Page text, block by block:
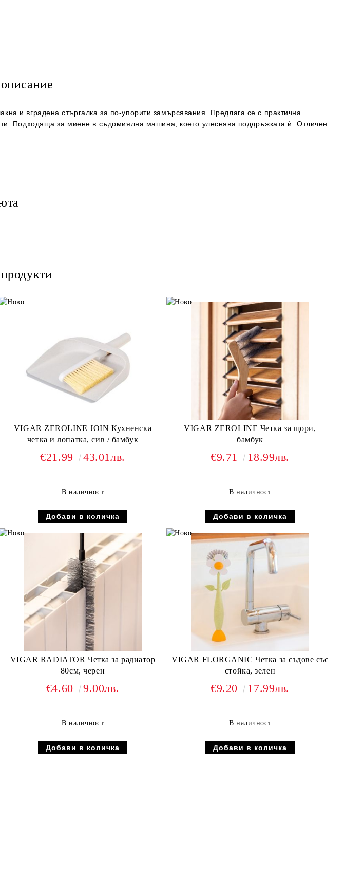
и вградена стъргалка за по-упорити замърсявания. Предлага се с практична
Подходяща за миене в съдомиялна машина, което улеснява поддръжката ѝ. Отличен
VIGAR ZEROLINE JOIN Кухненска
четка и лопатка, сив / бамбук
€21.99 43.01лв.
В наличност
VIGAR ZEROLINE Четка за щори,
бамбук
€9.71 18.99лв.
В наличност
VIGAR RADIATOR Четка за радиатор
80см, черен
€4.60 9.00лв.
В наличност
VIGAR FLORGANIC Четка за съдове със
стойка, зелен
€9.20 17.99лв.
В наличност